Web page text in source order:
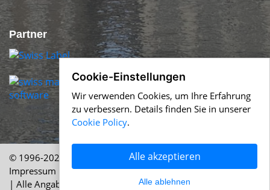
Partner
© 1996-2026 Swiss-Press.com & Help.ch Über uns
Impressum
AGB|Nutzung|Cookie Policy|Datenschutz
| Alle Angaben ohne Gewähr
Cookie-Einstellungen
Wir verwenden Cookies, um Ihre Erfahrung
zu verbessern. Details finden Sie in unserer
Cookie Policy.
Alle akzeptieren
Alle ablehnen